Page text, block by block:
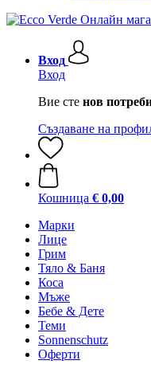
Вход
Вход
Вие сте нов
Създаване на
Кошница € 0,00
Марки
Лице
Грим
Тяло & Баня
Коса
Мъже
Бебе & Дете
Теми
Sonnenschutz
Оферти